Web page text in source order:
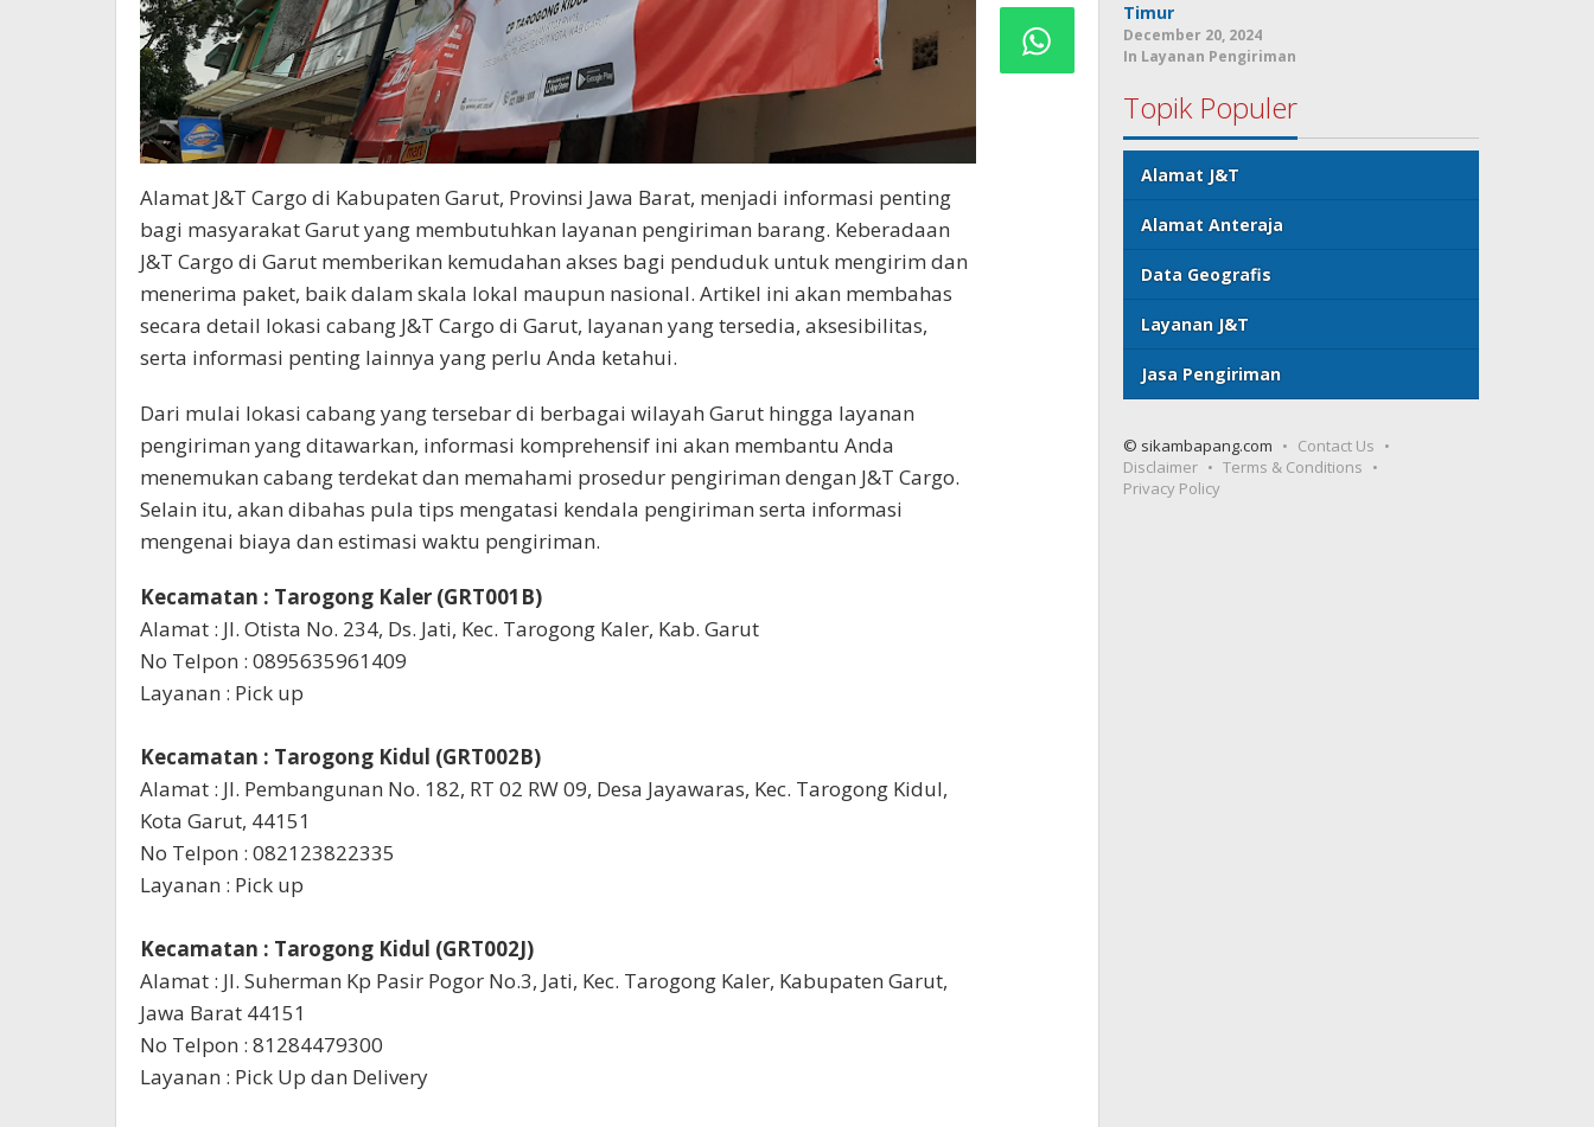
Alamat J&T Cargo di Kabupaten Garut, Provinsi Jawa Barat, menjadi informasi penting
bagi masyarakat Garut yang membutuhkan layanan pengiriman barang. Keberadaan
J&T Cargo di Garut memberikan kemudahan akses bagi penduduk untuk mengirim dan
menerima paket, baik dalam skala lokal maupun nasional. Artikel ini akan membahas
secara detail lokasi cabang J&T Cargo di Garut, layanan yang tersedia, aksesibilitas,
serta informasi penting lainnya yang perlu Anda ketahui.
Dari mulai lokasi cabang yang tersebar di berbagai wilayah Garut hingga layanan
pengiriman yang ditawarkan, informasi komprehensif ini akan membantu Anda
menemukan cabang terdekat dan memahami prosedur pengiriman dengan J&T Cargo.
Selain itu, akan dibahas pula tips mengatasi kendala pengiriman serta informasi
mengenai biaya dan estimasi waktu pengiriman.
Kecamatan : Tarogong Kaler (GRT001B)
Alamat : Jl. Otista No. 234, Ds. Jati, Kec. Tarogong Kaler, Kab. Garut
No Telpon : 0895635961409
Layanan : Pick up
Kecamatan : Tarogong Kidul (GRT002B)
Alamat : Jl. Pembangunan No. 182, RT 02 RW 09, Desa Jayawaras, Kec. Tarogong Kidul,
Kota Garut, 44151
No Telpon : 082123822335
Layanan : Pick up
Kecamatan : Tarogong Kidul (GRT002J)
Alamat : Jl. Suherman Kp Pasir Pogor No.3, Jati, Kec. Tarogong Kaler, Kabupaten Garut,
Jawa Barat 44151
No Telpon : 81284479300
Layanan : Pick Up dan Delivery
Timur
December 20, 2024
In Layanan Pengiriman
Topik Populer
Alamat J&T
Alamat Anteraja
Data Geografis
Layanan J&T
Jasa Pengiriman
© sikambapang.com
Contact Us
Disclaimer
Terms & Conditions
Privacy Policy